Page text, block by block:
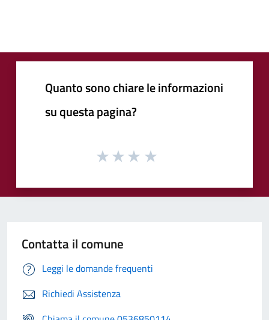
Quanto sono chiare le informazioni
su questa pagina?
Contatta il comune
Leggi le domande frequenti
Richiedi Assistenza